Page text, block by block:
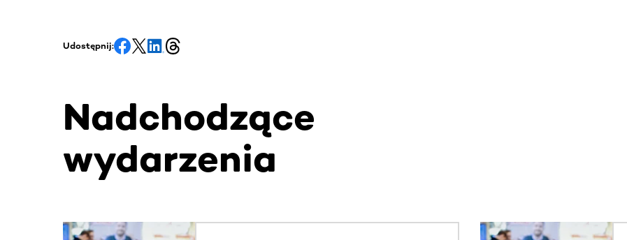
Udostępnij:
Nadchodzące
wydarzenia
Ta sekcja zawiera treści przewijane w poziomie. Użyj klawisza Tab lub przesuń palcem, aby zobaczyć więcej.